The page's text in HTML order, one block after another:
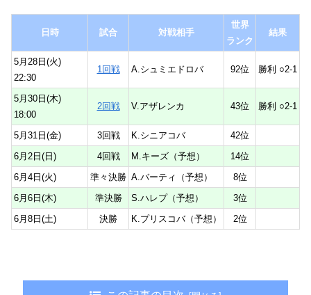
日時 試合 対戦相手
世界
ランク
結果
5月28日(火)
22:30
1回戦 A.シュミエドロバ 92位 勝利 ○2-1
5月30日(木)
18:00
2回戦 V.アザレンカ 43位 勝利 ○2-1
5月31日(金) 3回戦 K.シニアコバ
42位
6月2日(日)
4回戦 M.キーズ（予想）
14位
6月4日(火)
準々決勝 A.バーティ（予想）
8位
6月6日(木)
準決勝 S.ハレプ（予想）
3位
6月8日(土)
決勝 K.プリスコバ（予想） 2位